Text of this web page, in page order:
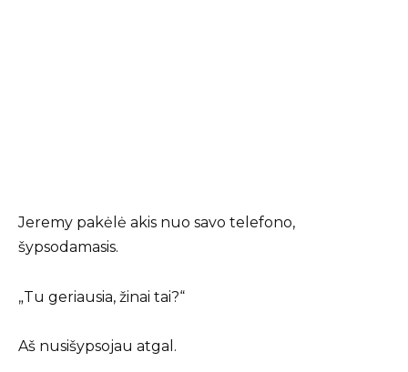
Jeremy pakėlė akis nuo savo telefono,
šypsodamasis.
„Tu geriausia, žinai tai?“
Aš nusišypsojau atgal.